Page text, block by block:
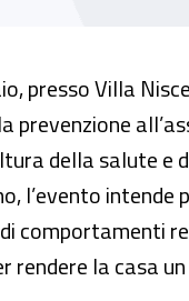
domestico:
presso Villa
della salute e
l’evento
comportamenti
rendere la casa